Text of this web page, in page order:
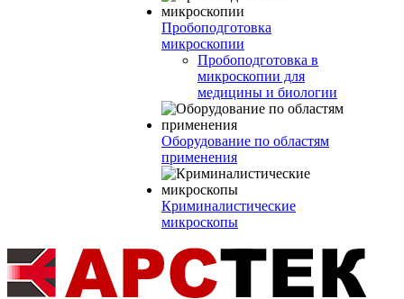
Пробоподготовка
микроскопии
Пробоподготовка в
микроскопии для
медицины и биологии
Оборудование по областям
применения
Криминалистические
микроскопы